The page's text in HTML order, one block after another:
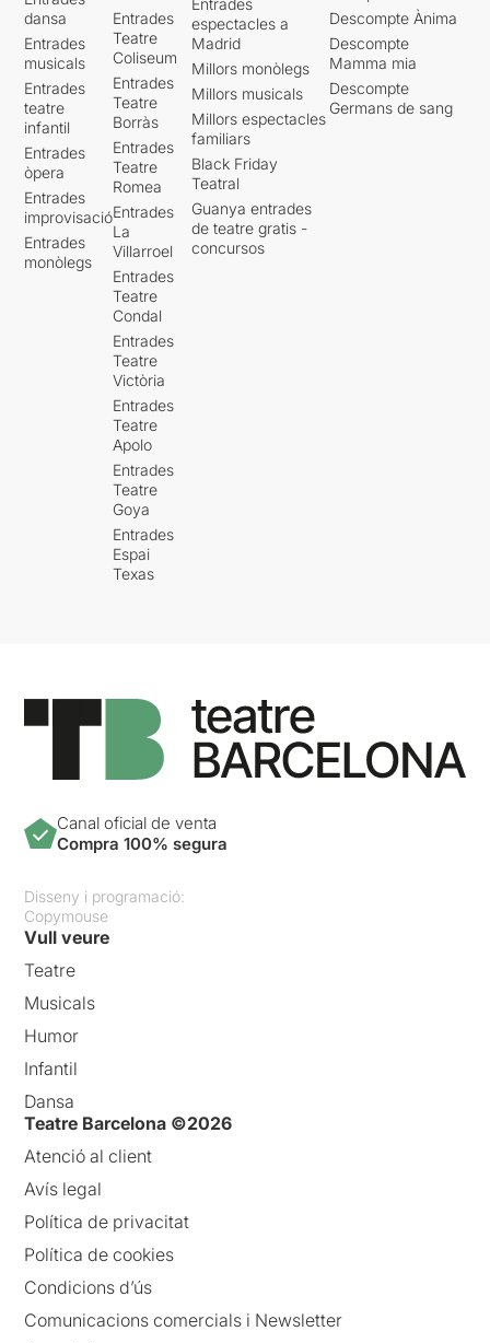
dansa
Entrades
musicals
Entrades
teatre
infantil
Entrades
òpera
Entrades
improvisació
Entrades
monòlegs
Entrades
Teatre
Coliseum
Entrades
Teatre
Borràs
Entrades
Teatre
Romea
Entrades
La
Villarroel
Entrades
Teatre
Condal
Entrades
Teatre
Victòria
Entrades
Teatre
Apolo
Entrades
Teatre
Goya
Entrades
Espai
Texas
espectacles a
Madrid
Millors monòlegs
Millors musicals
Millors espectacles
familiars
Black Friday
Teatral
Guanya entrades
de teatre gratis -
concursos
Descompte Ànima
Descompte
Mamma mia
Descompte
Germans de sang
Canal oficial de venta
Compra 100% segura
Disseny i programació:
Copymouse
Vull veure
Teatre
Musicals
Humor
Infantil
Dansa
Teatre Barcelona ©2026
Atenció al client
Avís legal
Política de privacitat
Política de cookies
Condicions d’ús
Comunicacions comercials i Newsletter